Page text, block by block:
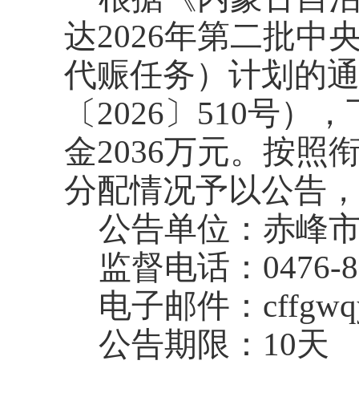
达2026年第二批中
代赈任务）计划的
〔2026〕510号）
金2036万元。按照
分配情况予以公告
公告单位：赤峰
监督电话：0476-
电子邮件：
公告期限：10天